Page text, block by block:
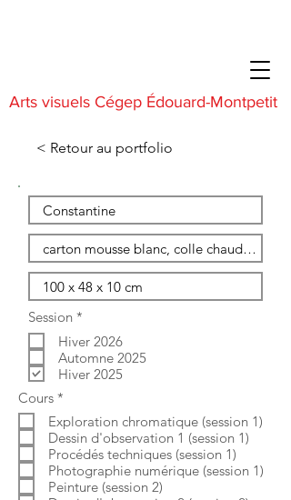
Arts visuels Cégep Édouard-Montpetit
< Retour au portfolio
Session *
l
i
g
a
i
r
e
Hiver 2026
Automne 2025
Hiver 2025
Cours *
l
i
g
a
t
o
Exploration chromatique (session 1)
Dessin d'observation 1 (session 1)
Procédés techniques (session 1)
Photographie numérique (session 1)
Peinture (session 2)